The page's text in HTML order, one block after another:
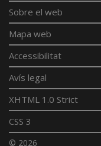
Sobre el web
Mapa web
Accessibilitat
Avís legal
XHTML 1.0 Strict
CSS 3
© 2026